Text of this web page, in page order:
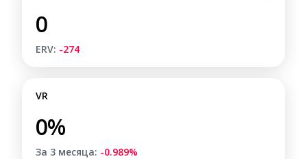
0
ERV: -274
VR
0%
За 3 месяца: -0.989%